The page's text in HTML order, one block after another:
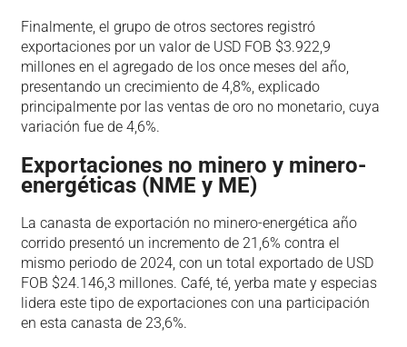
Finalmente, el grupo de otros sectores registró
exportaciones por un valor de USD FOB $3.922,9
millones en el agregado de los once meses del año,
presentando un crecimiento de 4,8%, explicado
principalmente por las ventas de oro no monetario, cuya
variación fue de 4,6%.
Exportaciones no minero y minero-
energéticas (NME y ME)
La canasta de exportación no minero-energética año
corrido presentó un incremento de 21,6% contra el
mismo periodo de 2024, con un total exportado de USD
FOB $24.146,3 millones. Café, té, yerba mate y especias
lidera este tipo de exportaciones con una participación
en esta canasta de 23,6%.